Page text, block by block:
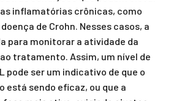
inflamatórias crônicas, como
de Crohn. Nesses casos, a
para monitorar a atividade da
tratamento. Assim, um nível de
pode ser um indicativo de que o
sendo eficaz, ou que a